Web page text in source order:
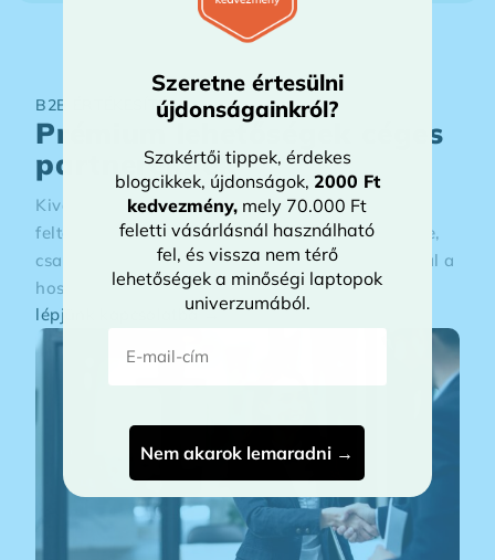
B2B ÉRTÉKESÍTÉS
Prémium lehetőségek céges
partnereknek
Kiváló állapotú üzleti laptopok, rugalmas
feltételekkel. Optimalizált ajánlatok az Ön cégére,
csapatára szabva, dedikált partneri támogatással a
hosszú távú sikerhez.
lépjünk kapcsolatba →
Szeretne értesülni
újdonságainkról?
Szakértői tippek, érdekes
blogcikkek, újdonságok, 2000 Ft
kedvezmény, mely 70.000 Ft
feletti vásárlásnál használható
fel, és vissza nem térő
lehetőségek a minőségi laptopok
univerzumából.
Nem akarok lemaradni →